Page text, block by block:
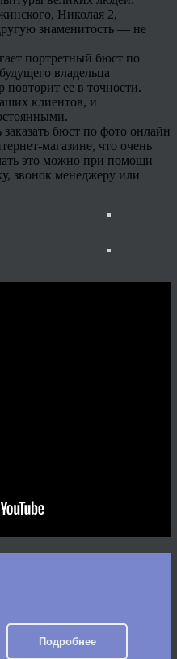
Николая 2,
знаменитость — не
портретный бюст по
владельца
повторит ее в точности.
клиентов, и
бюст по фото онлайн
магазине, что очень
это можно при помощи
звонок менеджеру или
Подробнее